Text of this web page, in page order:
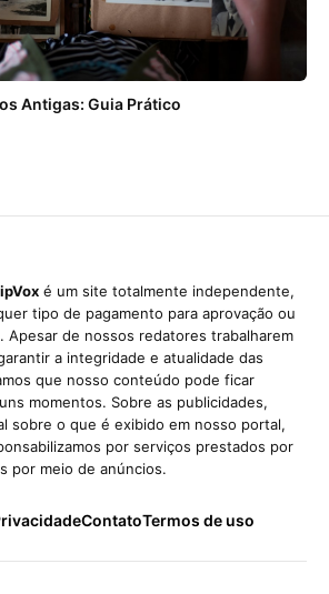
Antigas: Guia Prático
é um site totalmente independente,
tipo de pagamento para aprovação ou
Apesar de nossos redatores trabalharem
a integridade e atualidade das
que nosso conteúdo pode ficar
momentos. Sobre as publicidades,
sobre o que é exibido em nosso portal,
por serviços prestados por
por meio de anúncios.
ContatoTermos de uso